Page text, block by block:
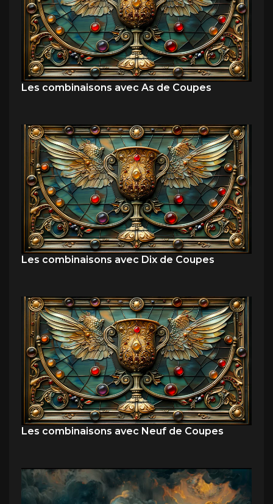
Les combinaisons avec As de Coupes
Les combinaisons avec Dix de Coupes
Les combinaisons avec Neuf de Coupes